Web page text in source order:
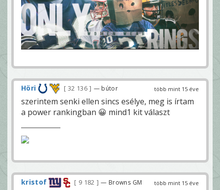
több mint 15 éve
Höri 32 136 — bútor
szerintem senki ellen sincs esélye, meg is írtam
a power rankingban 😀 mind1 kit választ
több mint 15 éve
kristof 9 182 — Browns GM